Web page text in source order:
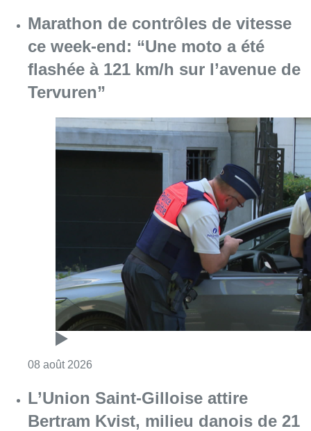
Marathon de contrôles de vitesse
ce week-end: “Une moto a été
flashée à 121 km/h sur l’avenue de
Tervuren”
08 août 2026
L’Union Saint-Gilloise attire
Bertram Kvist, milieu danois de 21